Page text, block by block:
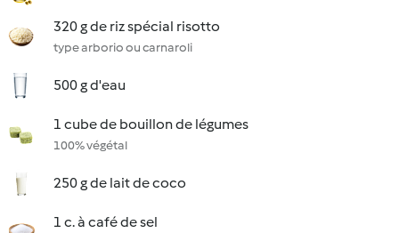
320 g de riz spécial risotto
type arborio ou carnaroli
500 g d'eau
1 cube de bouillon de légumes
100% végétal
250 g de lait de coco
1 c. à café de sel